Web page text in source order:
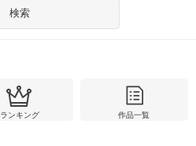
ランキング 作品一覧